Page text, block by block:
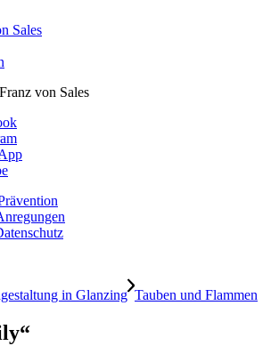
Sales
von Sales
in Glanzing Tauben und Flammen